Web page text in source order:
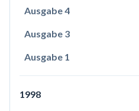
Ausgabe 4
Ausgabe 3
Ausgabe 1
1998